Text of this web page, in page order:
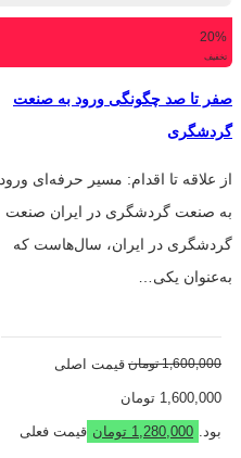
20%
تخفیف
صفر تا صد چگونگی ورود به صنعت
گردشگری
از علاقه تا اقدام: مسیر حرفه‌ای ورود
به صنعت گردشگری در ایران صنعت
گردشگری در ایران، سال‌هاست که
به‌عنوان یکی…
1,600,000 تومان قیمت اصلی
1,600,000 تومان
بود. 1,280,000 تومان قیمت فعلی